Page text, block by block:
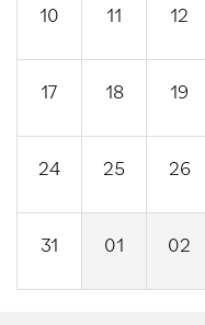
10 11 12
17 18 19
24 25 26
31 01 02